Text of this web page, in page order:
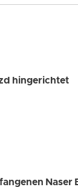
hingerichtet
Naser